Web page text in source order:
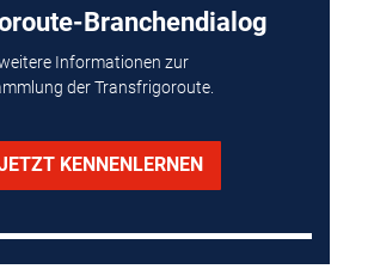
Branchendialog
Informationen zur
der Transfrigoroute.
KENNENLERNEN